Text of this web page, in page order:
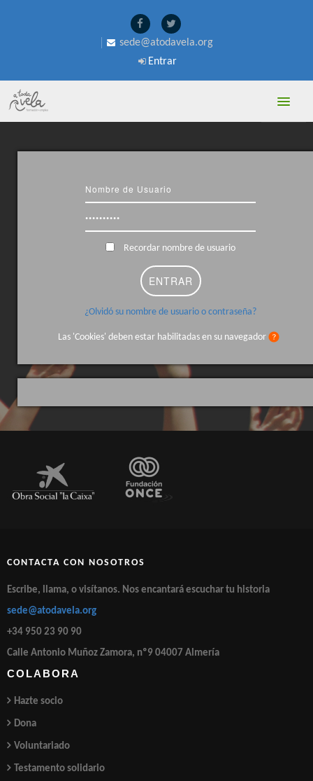
sede@atodavela.org
Entrar
Recordar nombre de usuario
¿Olvidó su nombre de usuario o contraseña?
Las 'Cookies' deben estar habilitadas en su navegador
CONTACTA CON NOSOTROS
Escribe, llama, o visítanos. Nos encantará escuchar tu historia
sede@atodavela.org
+34 950 23 90 90
Calle Antonio Muñoz Zamora, nº9 04007 Almería
COLABORA
Hazte socio
Dona
Voluntariado
Testamento solidario